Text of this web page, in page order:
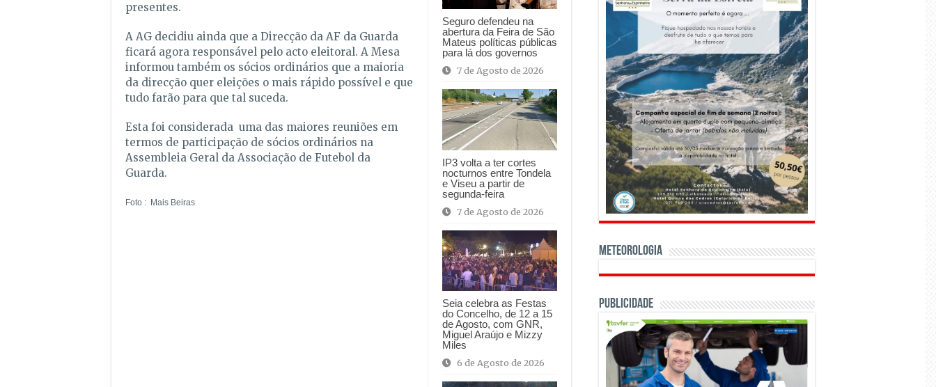
Seguro defendeu na
abertura da Feira de São
Mateus políticas públicas
para lá dos governos
7 de Agosto de 2026
IP3 volta a ter cortes
nocturnos entre Tondela
e Viseu a partir de
segunda-feira
7 de Agosto de 2026
Seia celebra as Festas
do Concelho, de 12 a 15
de Agosto, com GNR,
Miguel Araújo e Mizzy
Miles
6 de Agosto de 2026
presentes.
A AG decidiu ainda que a Direcção da AF da Guarda
ficará agora responsável pelo acto eleitoral. A Mesa
informou também os sócios ordinários que a maioria
da direcção quer eleições o mais rápido possível e que
tudo farão para que tal suceda.
Esta foi considerada uma das maiores reuniões em
termos de participação de sócios ordinários na
Assembleia Geral da Associação de Futebol da
Guarda.
Foto : Mais Beiras
Meteorologia
Publicidade